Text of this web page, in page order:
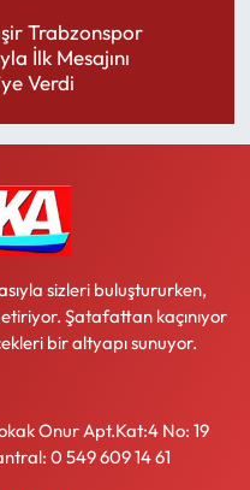
Trabzonspor
İlk Mesajını
Verdi
sizleri buluştururken,
Şatafattan kaçınıyor
bir altyapı sunuyor.
Onur Apt.Kat:4 No: 19
0 549 609 14 61